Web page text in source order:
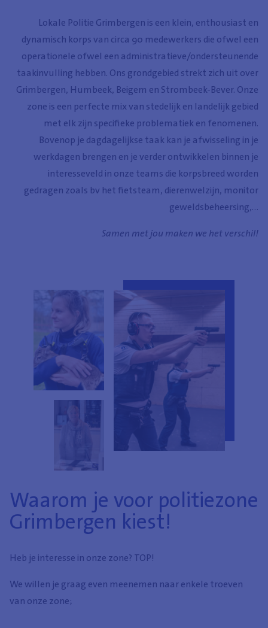
Lokale Politie Grimbergen is een klein, enthousiast en
dynamisch korps van circa 90 medewerkers die ofwel een
operationele ofwel een administratieve/ondersteunende
taakinvulling hebben. Ons grondgebied strekt zich uit over
Grimbergen, Humbeek, Beigem en Strombeek-Bever. Onze
zone is een perfecte mix van stedelijk en landelijk gebied
met elk zijn specifieke problematiek en fenomenen.
Bovenop je dagdagelijkse taak kan je afwisseling in je
werkdagen brengen en je verder ontwikkelen binnen je
interesseveld in onze teams die korpsbreed worden
gedragen zoals bv het fietsteam, dierenwelzijn, monitor
geweldsbeheersing,…
Samen met jou maken we het verschil!
Waarom je voor politiezone
Grimbergen kiest!
Heb je interesse in onze zone? TOP!
We willen je graag even meenemen naar enkele troeven
van onze zone;